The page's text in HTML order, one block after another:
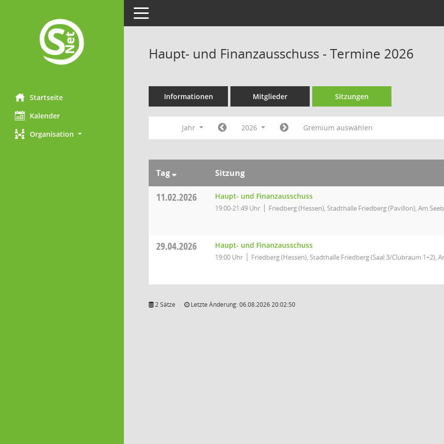
Startseite
Kalender
Organisation
Toggle navigation
Haupt- und Finanzausschuss - Termine 2026
Informationen Mitglieder Sitzungen
Jahr 2026 Gremium auswählen
Tag Sitzung
11.02.2026 Haupt- und Finanzausschuss
19:00-21:49 Uhr Friedberg (Hessen), Stadthalle Friedberg (Pavillon), Am
29.04.2026 Haupt- und Finanzausschuss
19:00 Uhr Friedberg (Hessen), Stadthalle Friedberg (Saal 3/Clubraum 1+2),
2 Sätze Letzte Änderung: 06.08.2026 20:02:50